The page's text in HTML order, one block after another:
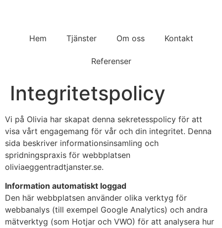
Hem Tjänster Om oss Kontakt
Referenser
Integritetspolicy
Vi på Olivia har skapat denna sekretesspolicy för att
visa vårt engagemang för vår och din integritet. Denna
sida beskriver informationsinsamling och
spridningspraxis för webbplatsen
oliviaeggentradtjanster.se.
Information automatiskt loggad
Den här webbplatsen använder olika verktyg för
webbanalys (till exempel Google Analytics) och andra
mätverktyg (som Hotjar och VWO) för att analysera hur